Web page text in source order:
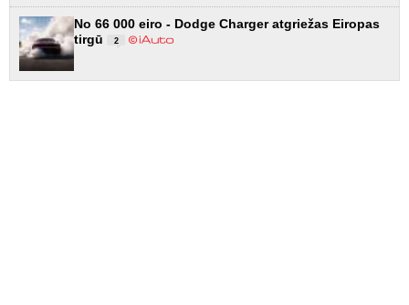
No 66 000 eiro - Dodge Charger atgriežas Eiropas
tirgū
2